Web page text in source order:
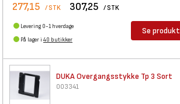
277,15 / STK 307,25 / STK
Levering 0-1 hverdage
På lager i 40 butikker
Se produkt
DUKA Overgangsstykke Tp 3 Sort
003341